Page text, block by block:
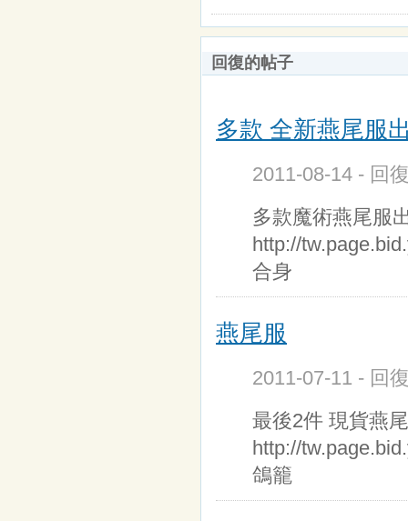
回復的帖子
多款 全新燕尾服
2011-08-14 - 回
多款魔術燕尾服
http://
合身
燕尾服
2011-07-11 - 回
最後2件 現貨燕
http://
鴿籠